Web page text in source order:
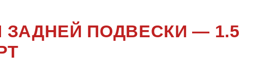
T5
ЗАДНЕЙ ПОДВЕСКИ — 1.5